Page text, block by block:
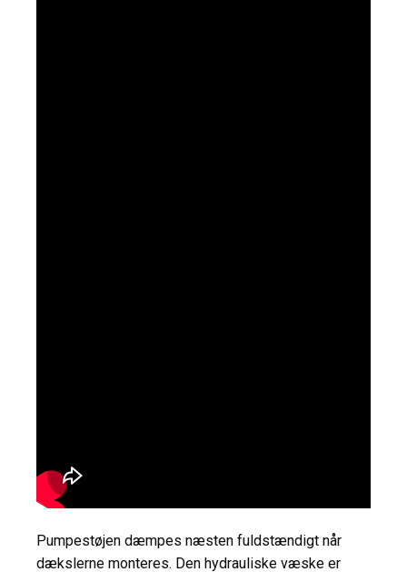
Pumpestøjen dæmpes næsten fuldstændigt når
dækslerne monteres. Den hydrauliske væske er